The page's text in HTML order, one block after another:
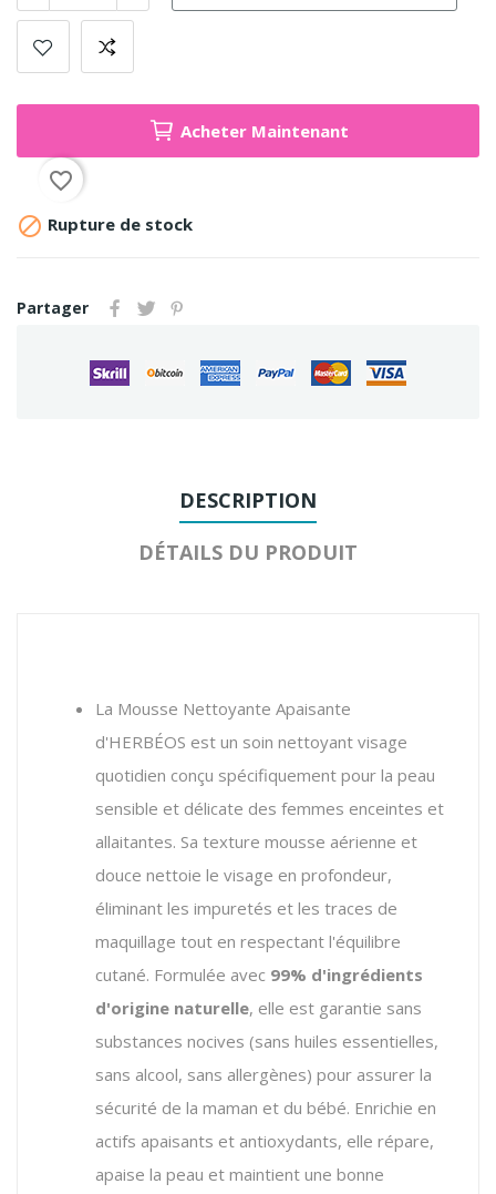
Acheter Maintenant
favorite_border
 Rupture de stock
Partager
DESCRIPTION
DÉTAILS DU PRODUIT
La Mousse Nettoyante Apaisante
d'HERBÉOS est un soin nettoyant visage
quotidien conçu spécifiquement pour la peau
sensible et délicate des femmes enceintes et
allaitantes. Sa texture mousse aérienne et
douce nettoie le visage en profondeur,
éliminant les impuretés et les traces de
maquillage tout en respectant l'équilibre
cutané. Formulée avec 99% d'ingrédients
d'origine naturelle, elle est garantie sans
substances nocives (sans huiles essentielles,
sans alcool, sans allergènes) pour assurer la
sécurité de la maman et du bébé. Enrichie en
actifs apaisants et antioxydants, elle répare,
apaise la peau et maintient une bonne